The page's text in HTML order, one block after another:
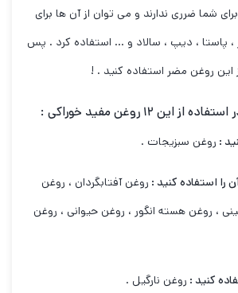
شما ضرری ندارند و می توان از آن ها برای
پاستا ، دیپ ، سالاد و … استفاده کرد . پس
این روغن مضر استفاده کنید . !
از این ۱۲ روغن مفید خوراکی :
: روغن سبزیجات .
را استفاده کنید : روغن آفتابگردان ، روغن
، روغن هسته انگور ، روغن حیوانی ، روغن
کنید : روغن نارگیل .